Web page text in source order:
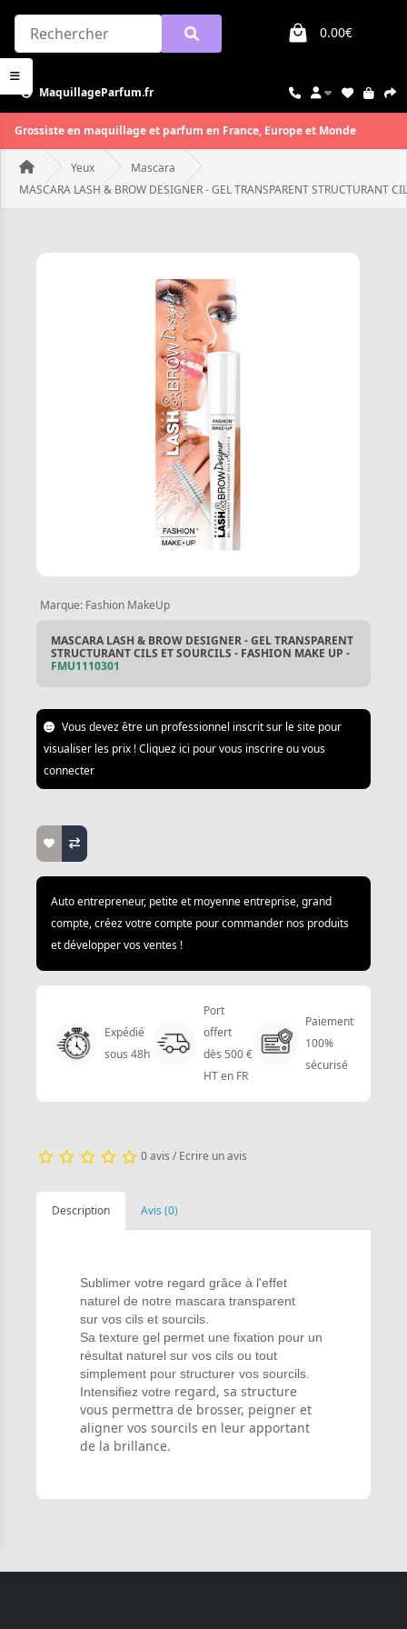
0.00€
MaquillageParfum.fr
Grossiste en maquillage et parfum en France, Europe et Monde
Yeux
Mascara
MASCARA LASH & BROW DESIGNER - GEL TRANSPARENT STRUCTURANT
Marque: Fashion MakeUp
MASCARA LASH & BROW DESIGNER - GEL TRANSPARENT
STRUCTURANT CILS ET SOURCILS - FASHION MAKE UP -
FMU1110301
Vous devez être un professionnel inscrit sur le site pour
visualiser les prix ! Cliquez ici pour vous inscrire ou vous
connecter
Auto entrepreneur, petite et moyenne entreprise, grand
compte, créez votre compte pour commander nos produits
et développer vos ventes !
Expédié
sous 48h
Port
offert
dès 500 €
HT en FR
Paiement
100%
sécurisé
0 avis / Ecrire un avis
Description Avis (0)
Sublimer votre regard grâce à l'effet
naturel de notre mascara transparent
sur vos cils et sourcils.
Sa texture gel permet une fixation pour un
résultat naturel sur vos cils ou tout
simplement pour structurer vos sourcils.
Intensifiez votre regard, sa structure
vous permettra de brosser, peigner et
aligner vos sourcils en leur apportant
de la brillance.